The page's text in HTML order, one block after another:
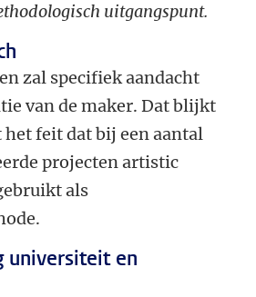
uitgangspunt.
zal specifiek aandacht
van de maker. Dat blijkt
feit dat bij een aantal
projecten artistic
als
universiteit en